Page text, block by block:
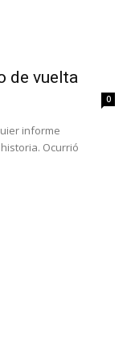
de vuelta
0
informe
Ocurrió